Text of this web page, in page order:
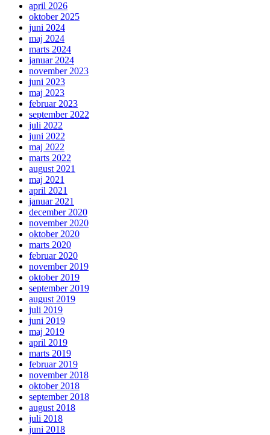
april 2026
oktober 2025
juni 2024
maj 2024
marts 2024
januar 2024
november 2023
juni 2023
maj 2023
februar 2023
september 2022
juli 2022
juni 2022
maj 2022
marts 2022
august 2021
maj 2021
april 2021
januar 2021
december 2020
november 2020
oktober 2020
marts 2020
februar 2020
november 2019
oktober 2019
september 2019
august 2019
juli 2019
juni 2019
maj 2019
april 2019
marts 2019
februar 2019
november 2018
oktober 2018
september 2018
august 2018
juli 2018
juni 2018